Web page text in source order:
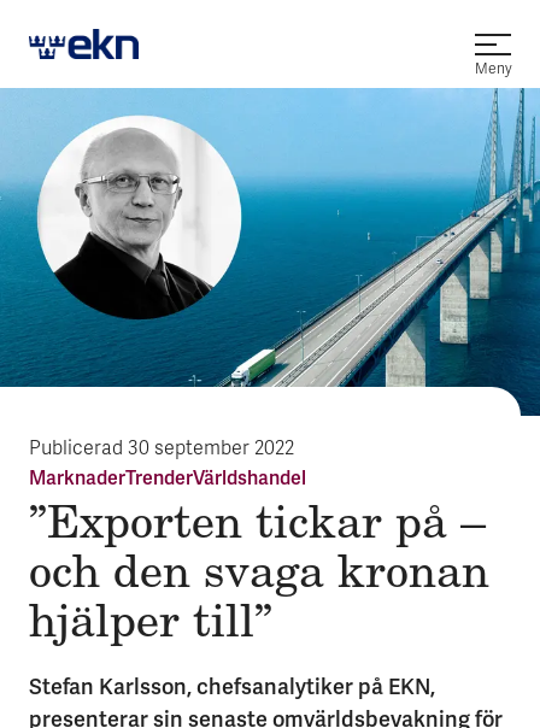
Öppna
Meny
Publicerad 30 september 2022
MarknaderTrenderVärldshandel
”Exporten tickar på –
och den svaga kronan
hjälper till”
Stefan Karlsson, chefsanalytiker på EKN,
presenterar sin senaste omvärldsbevakning för